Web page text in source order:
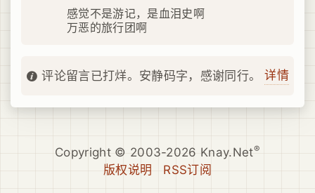
感觉不是游记，是血泪史啊
万恶的旅行团啊
评论留言已打烊。安静码字，感谢同行。 详情
Copyright © 2003-2026 Knay.Net®
版权说明 RSS订阅